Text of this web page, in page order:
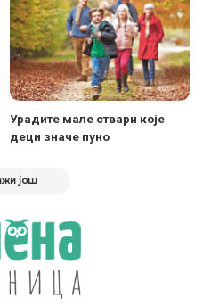
Урадите мале ствари које
деци значе пуно
још